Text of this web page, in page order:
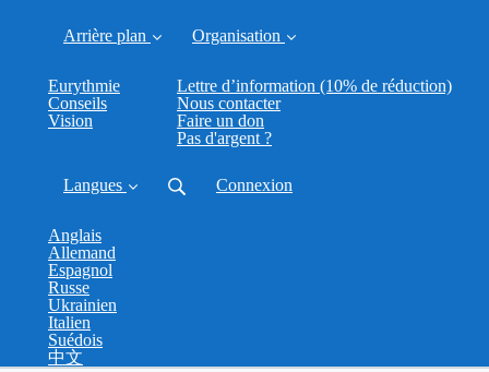
Arrière plan
Eurythmie
Conseils
Vision
Organisation
Lettre d’information (10% de réduction)
Nous contacter
Faire un don
Pas d'argent ?
Langues
Anglais
Allemand
Espagnol
Russe
Ukrainien
Italien
Suédois
中文
Connexion